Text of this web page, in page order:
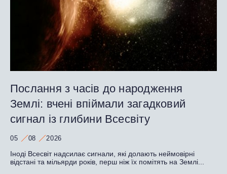
Послання з часів до народження
Землі: вчені впіймали загадковий
сигнал із глибини Всесвіту
05 08 2026
Іноді Всесвіт надсилає сигнали, які долають неймовірні
відстані та мільярди років, перш ніж їх помітять на Землі...